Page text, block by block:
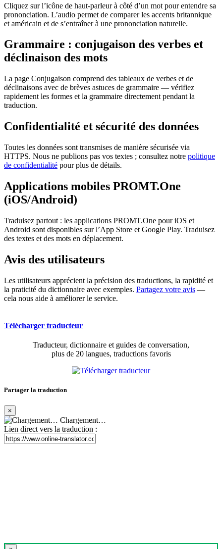
Cliquez sur l’icône de haut-parleur à côté d’un mot pour entendre sa
prononciation. L’audio permet de comparer les accents britannique
et américain et de s’entraîner à une prononciation naturelle.
Grammaire : conjugaison des verbes et
déclinaison des mots
La page Conjugaison comprend des tableaux de verbes et de
déclinaisons avec de brèves astuces de grammaire — vérifiez
rapidement les formes et la grammaire directement pendant la
traduction.
Confidentialité et sécurité des données
Toutes les données sont transmises de manière sécurisée via
HTTPS. Nous ne publions pas vos textes ; consultez notre politique
de confidentialité pour plus de détails.
Applications mobiles PROMT.One
(iOS/Android)
Traduisez partout : les applications PROMT.One pour iOS et
Android sont disponibles sur l’App Store et Google Play. Traduisez
des textes et des mots en déplacement.
Avis des utilisateurs
Les utilisateurs apprécient la précision des traductions, la rapidité et
la praticité du dictionnaire avec exemples. Partagez votre avis —
cela nous aide à améliorer le service.
Télécharger traducteur
Traducteur, dictionnaire et guides de conversation,
plus de 20 langues, traductions favoris
Partager la traduction
×
Chargement…
Lien direct vers la traduction :